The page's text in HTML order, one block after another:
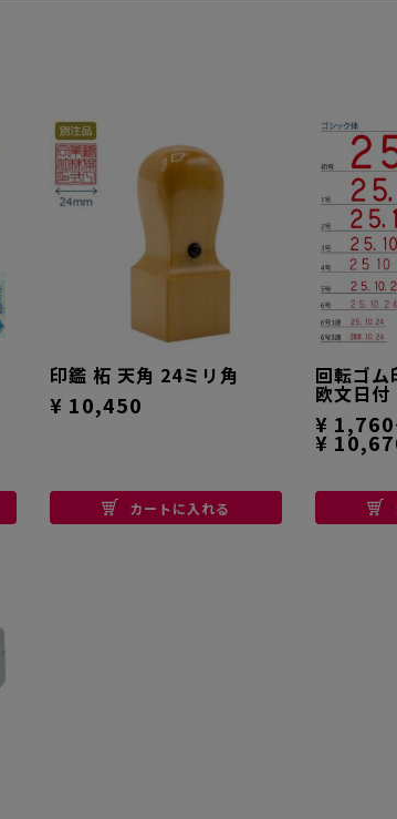
印鑑 柘 天角 24ミリ角
¥ 10,450
カートに入れる
回転ゴ
欧文日
¥
¥